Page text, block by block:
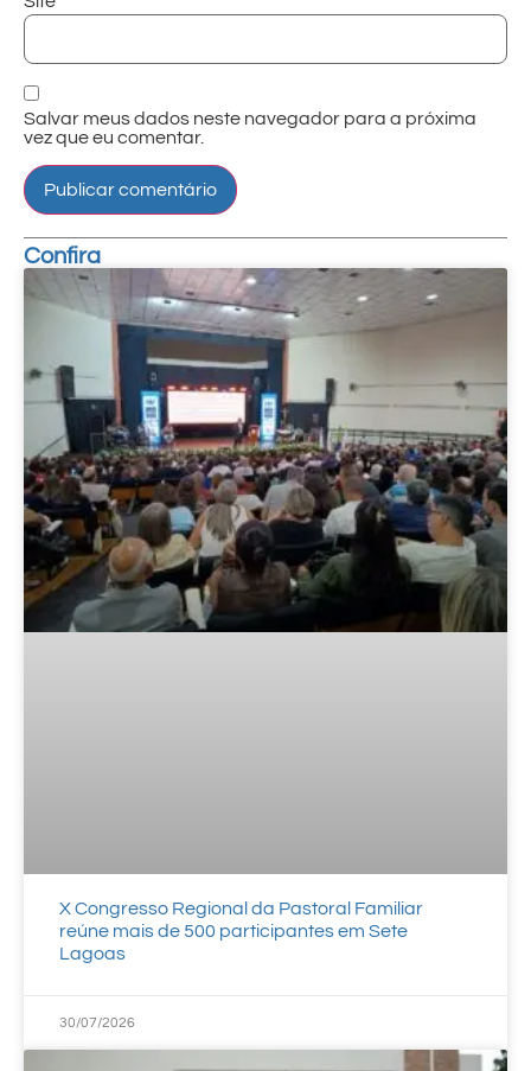
Salvar meus dados neste navegador para a próxima
vez que eu comentar.
Confira
X Congresso Regional da Pastoral Familiar
reúne mais de 500 participantes em Sete
Lagoas
30/07/2026